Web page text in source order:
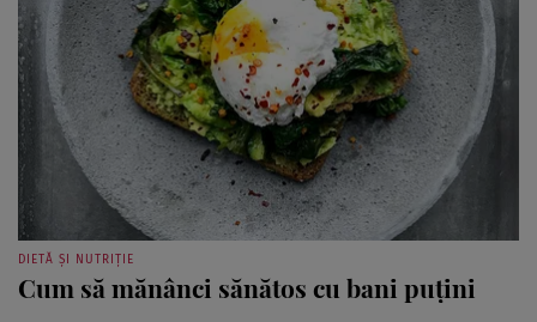
DIETĂ ȘI NUTRIȚIE
Cum să mănânci sănătos cu bani puțini